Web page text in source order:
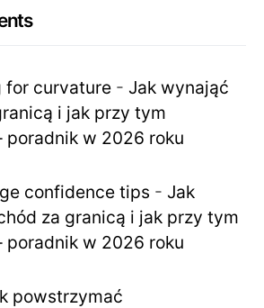
for curvature - Jak wynająć
i jak przy tym
poradnik w 2026 roku
confidence tips - Jak
za granicą i jak przy tym
poradnik w 2026 roku
powstrzymać